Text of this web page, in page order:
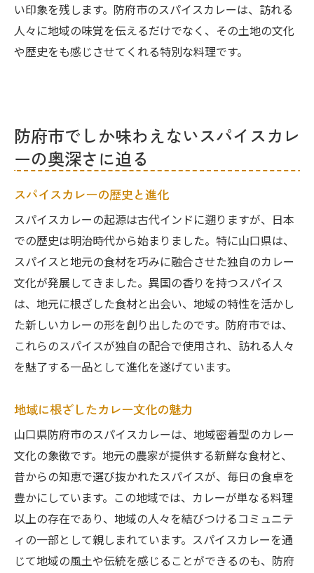
い印象を残します。防府市のスパイスカレーは、訪れる
人々に地域の味覚を伝えるだけでなく、その土地の文化
や歴史をも感じさせてくれる特別な料理です。
防府市でしか味わえないスパイスカレ
ーの奥深さに迫る
スパイスカレーの歴史と進化
スパイスカレーの起源は古代インドに遡りますが、日本
での歴史は明治時代から始まりました。特に山口県は、
スパイスと地元の食材を巧みに融合させた独自のカレー
文化が発展してきました。異国の香りを持つスパイス
は、地元に根ざした食材と出会い、地域の特性を活かし
た新しいカレーの形を創り出したのです。防府市では、
これらのスパイスが独自の配合で使用され、訪れる人々
を魅了する一品として進化を遂げています。
地域に根ざしたカレー文化の魅力
山口県防府市のスパイスカレーは、地域密着型のカレー
文化の象徴です。地元の農家が提供する新鮮な食材と、
昔からの知恵で選び抜かれたスパイスが、毎日の食卓を
豊かにしています。この地域では、カレーが単なる料理
以上の存在であり、地域の人々を結びつけるコミュニテ
ィの一部として親しまれています。スパイスカレーを通
じて地域の風土や伝統を感じることができるのも、防府